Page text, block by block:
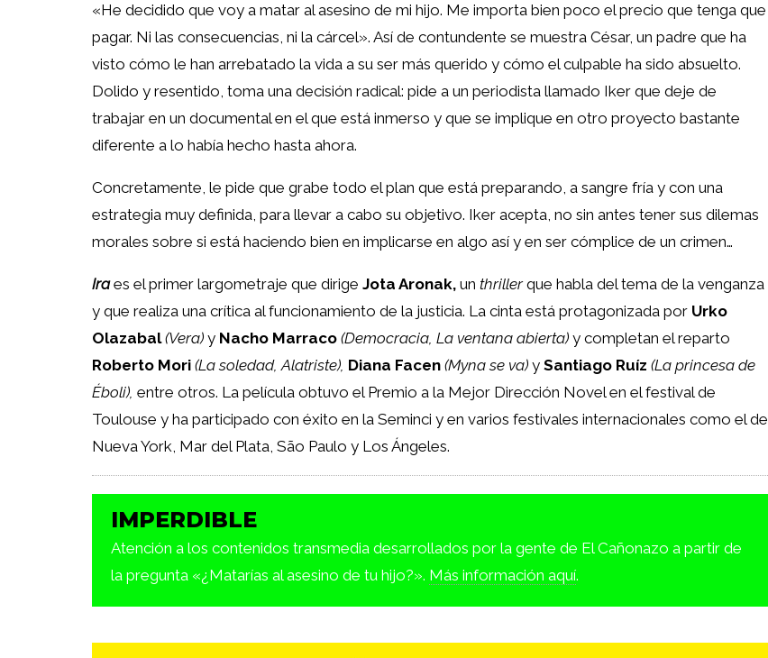
«He decidido que voy a matar al asesino de mi hijo. Me importa bien poco el precio que tenga que
pagar. Ni las consecuencias, ni la cárcel». Así de contundente se muestra César, un padre que ha
visto cómo le han arrebatado la vida a su ser más querido y cómo el culpable ha sido absuelto.
Dolido y resentido, toma una decisión radical: pide a un periodista llamado Iker que deje de
trabajar en un documental en el que está inmerso y que se implique en otro proyecto bastante
diferente a lo había hecho hasta ahora.
Concretamente, le pide que grabe todo el plan que está preparando, a sangre fría y con una
estrategia muy definida, para llevar a cabo su objetivo. Iker acepta, no sin antes tener sus dilemas
morales sobre si está haciendo bien en implicarse en algo así y en ser cómplice de un crimen…
Iraes el primer largometraje que dirige Jota Aronak, un thrillerque habla del tema de la venganza
y que realiza una crítica al funcionamiento de la justicia. La cinta está protagonizada por Urko
Olazabal (Vera) y Nacho Marraco (Democracia, La ventana abierta) y completan el reparto
Roberto Mori (La soledad, Alatriste), Diana Facen (Myna se va) y Santiago Ruíz (La princesa de
Éboli), entre otros. La película obtuvo el Premio a la Mejor Dirección Novel en el festival de
Toulouse y ha participado con éxito en la Seminci y en varios festivales internacionales como el de
Nueva York, Mar del Plata, São Paulo y Los Ángeles.
IMPERDIBLE
Atención a los contenidos transmedia desarrollados por la gente de El Cañonazo a partir de
la pregunta «¿Matarías al asesino de tu hijo?». Más información aquí.